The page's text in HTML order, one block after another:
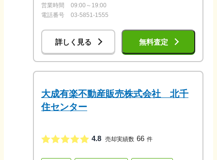
営業時間
09:00～19:00
電話番号
03-5851-1555
詳しく見る 無料査定
大成有楽不動産販売株式会社 北千
住センター
4.8 売却実績数 66 件